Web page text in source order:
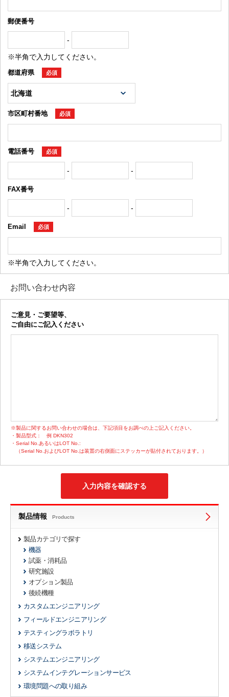
郵便番号
-
※半角で入力してください。
都道府県 必須
市区町村番地 必須
電話番号 必須
- -
FAX番号
- -
Email 必須
※半角で入力してください。
お問い合わせ内容
ご意見・ご要望等、
ご自由にご記入ください
※製品に関するお問い合わせの場合は、下記項目をお調べの上ご記入ください。
・製品型式：
例 DKN302
・Serial No.あるいはLOT No.:
（Serial No.およびLOT No.は装置の右側面にステッカーが貼付されております。）
製品情報 Products
製品カテゴリで探す
機器
試薬・消耗品
研究施設
オプション製品
後続機種
カスタムエンジニアリング
フィールドエンジニアリング
テスティングラボラトリ
移送システム
システムエンジニアリング
システムインテグレーションサービス
環境問題への取り組み